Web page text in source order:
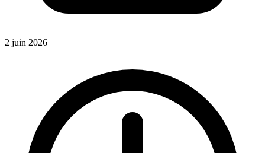
2 juin 2026